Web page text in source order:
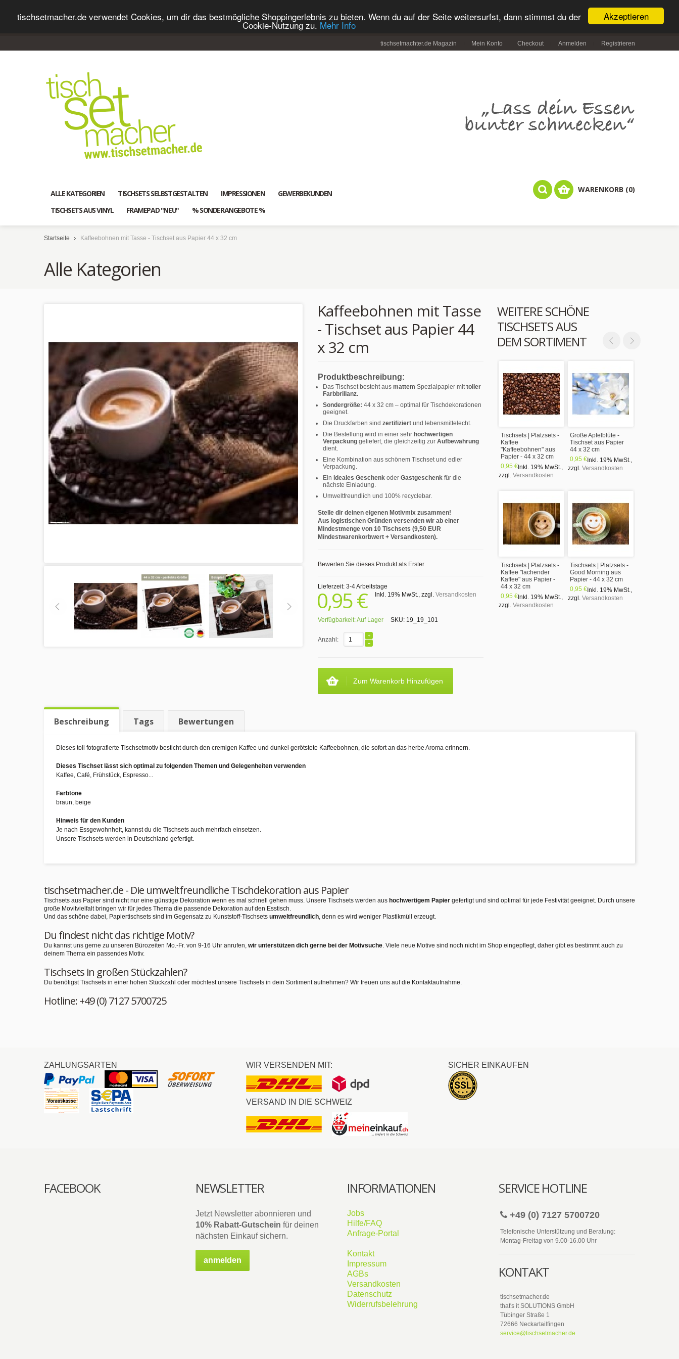
Akzeptieren
tischsetmacher.de verwendet Cookies, um dir das bestmögliche Shoppingerlebnis zu bieten. Wenn du auf der Seite weitersurfst, dann stimmst du der
Cookie-Nutzung zu. Mehr Info
tischsetmachter.de Magazin Mein Konto Checkout Anmelden Registrieren
ALLE KATEGORIEN TISCHSETS SELBSTGESTALTEN IMPRESSIONEN
GEWERBEKUNDEN
TISCHSETS AUS VINYL
FRAMEPAD "NEU" % SONDERANGEBOTE %
WARENKORB (0)
Startseite Kaffeebohnen mit Tasse - Tischset aus Papier 44 x 32 cm
Alle Kategorien
WEITERE SCHÖNE
TISCHSETS AUS
DEM SORTIMENT
Tischsets | Platzsets -
Kaffee
"Kaffeebohnen" aus
Papier - 44 x 32 cm
0,95 € Inkl. 19% MwSt.,
zzgl. Versandkosten
Große Apfelblüte -
Tischset aus Papier
44 x 32 cm
0,95 € Inkl. 19% MwSt.,
zzgl. Versandkosten
Tischsets | Platzsets -
Kaffee "lachender
Kaffee" aus Papier -
44 x 32 cm
0,95 € Inkl. 19% MwSt.,
zzgl. Versandkosten
Tischsets | Platzsets -
Good Morning aus
Papier - 44 x 32 cm
0,95 € Inkl. 19% MwSt.,
zzgl. Versandkosten
Kaffeebohnen mit Tasse
- Tischset aus Papier 44
x 32 cm
Produktbeschreibung:
Das Tischset besteht aus mattem Spezialpapier mittoller
Farbbrillanz.
Sondergröße: 44 x 32 cm – optimal für Tischdekorationen
geeignet.
Die Druckfarben sind zertifiziert und lebensmittelecht.
Die Bestellung wird in einer sehr hochwertigen
Verpackung geliefert, die gleichzeitig zur Aufbewahrung
dient.
Eine Kombination aus schönem Tischset und edler
Verpackung.
Ein ideales Geschenk oder Gastgeschenk für die
nächste Einladung.
Umweltfreundlich und 100% recyclebar.
Stelle dir deinen eigenen Motivmix zusammen!
Aus logistischen Gründen versenden wir ab einer
Mindestmenge von 10 Tischsets (9,50 EUR
Mindestwarenkorbwert + Versandkosten).
Bewerten Sie dieses Produkt als Erster
Lieferzeit: 3-4 Arbeitstage
0,95 € Inkl. 19% MwSt., zzgl. Versandkosten
Verfügbarkeit:Auf Lager SKU: 19_19_101
Anzahl:
Zum Warenkorb Hinzufügen
Beschreibung Tags Bewertungen
Dieses toll fotografierte Tischsetmotiv besticht durch den cremigen Kaffee und dunkel gerötstete Kaffeebohnen, die sofort an das herbe Aroma erinnern.
Dieses Tischset lässt sich optimal zu folgenden Themen und Gelegenheiten verwenden
Kaffee, Café, Frühstück, Espresso...
Farbtöne
braun, beige
Hinweis für den Kunden
Je nach Essgewohnheit, kannst du die Tischsets auch mehrfach einsetzen.
Unsere Tischsets werden in Deutschland gefertigt.
tischsetmacher.de - Die umweltfreundliche Tischdekoration aus Papier
Tischsets aus Papier sind nicht nur eine günstige Dekoration wenn es mal schnell gehen muss. Unsere Tischsets werden aus hochwertigem Papier gefertigt und sind optimal für jede Festivität geeignet. Durch unsere
große Movitvielfalt bringen wir für jedes Thema die passende Dekoration auf den Esstisch.
Und das schöne dabei, Papiertischsets sind im Gegensatz zu Kunststoff-Tischsets umweltfreundlich, denn es wird weniger Plastikmüll erzeugt.
Du findest nicht das richtige Motiv?
Du kannst uns gerne zu unseren Bürozeiten Mo.-Fr. von 9-16 Uhr anrufen, wir unterstützen dich gerne bei der Motivsuche. Viele neue Motive sind noch nicht im Shop eingepflegt, daher gibt es bestimmt auch zu
deinem Thema ein passendes Motiv.
Tischsets in großen Stückzahlen?
Du benötigst Tischsets in einer hohen Stückzahl oder möchtest unsere Tischsets in dein Sortiment aufnehmen? Wir freuen uns auf die Kontaktaufnahme.
Hotline: +49 (0) 7127 5700725
ZAHLUNGSARTEN WIR VERSENDEN MIT:
VERSAND IN DIE SCHWEIZ
SICHER EINKAUFEN
FACEBOOK NEWSLETTER
Jetzt Newsletter abonnieren und
10% Rabatt-Gutschein für deinen
nächsten Einkauf sichern.
anmelden
INFORMATIONEN
Jobs
Hilfe/FAQ
Anfrage-Portal
Kontakt
Impressum
AGBs
Versandkosten
Datenschutz
Widerrufsbelehrung
SERVICE HOTLINE
+49 (0) 7127 5700720
Telefonische Unterstützung und Beratung:
Montag-Freitag von 9.00-16.00 Uhr
KONTAKT
tischsetmacher.de
that's it SOLUTIONS GmbH
Tübinger Straße 1
72666 Neckartailfingen
service@tischsetmacher.de